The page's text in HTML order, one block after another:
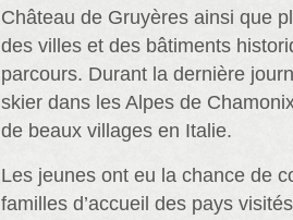
Château de Gruyères ainsi que
des villes et des bâtiments
parcours. Durant la dernière
skier dans les Alpes de
de beaux villages en Italie.
Les jeunes ont eu la chance de
familles d’accueil des pays